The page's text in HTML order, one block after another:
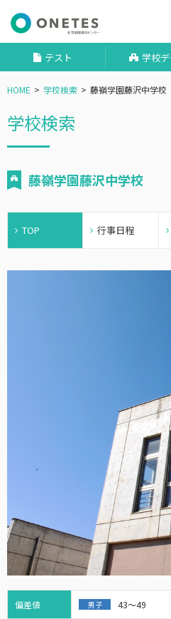
テスト 学校
HOME 学校検索 藤嶺学園藤沢中学校
学校検索
藤嶺学園藤沢中学校
TOP 行事日程
偏差値 男子 43～49